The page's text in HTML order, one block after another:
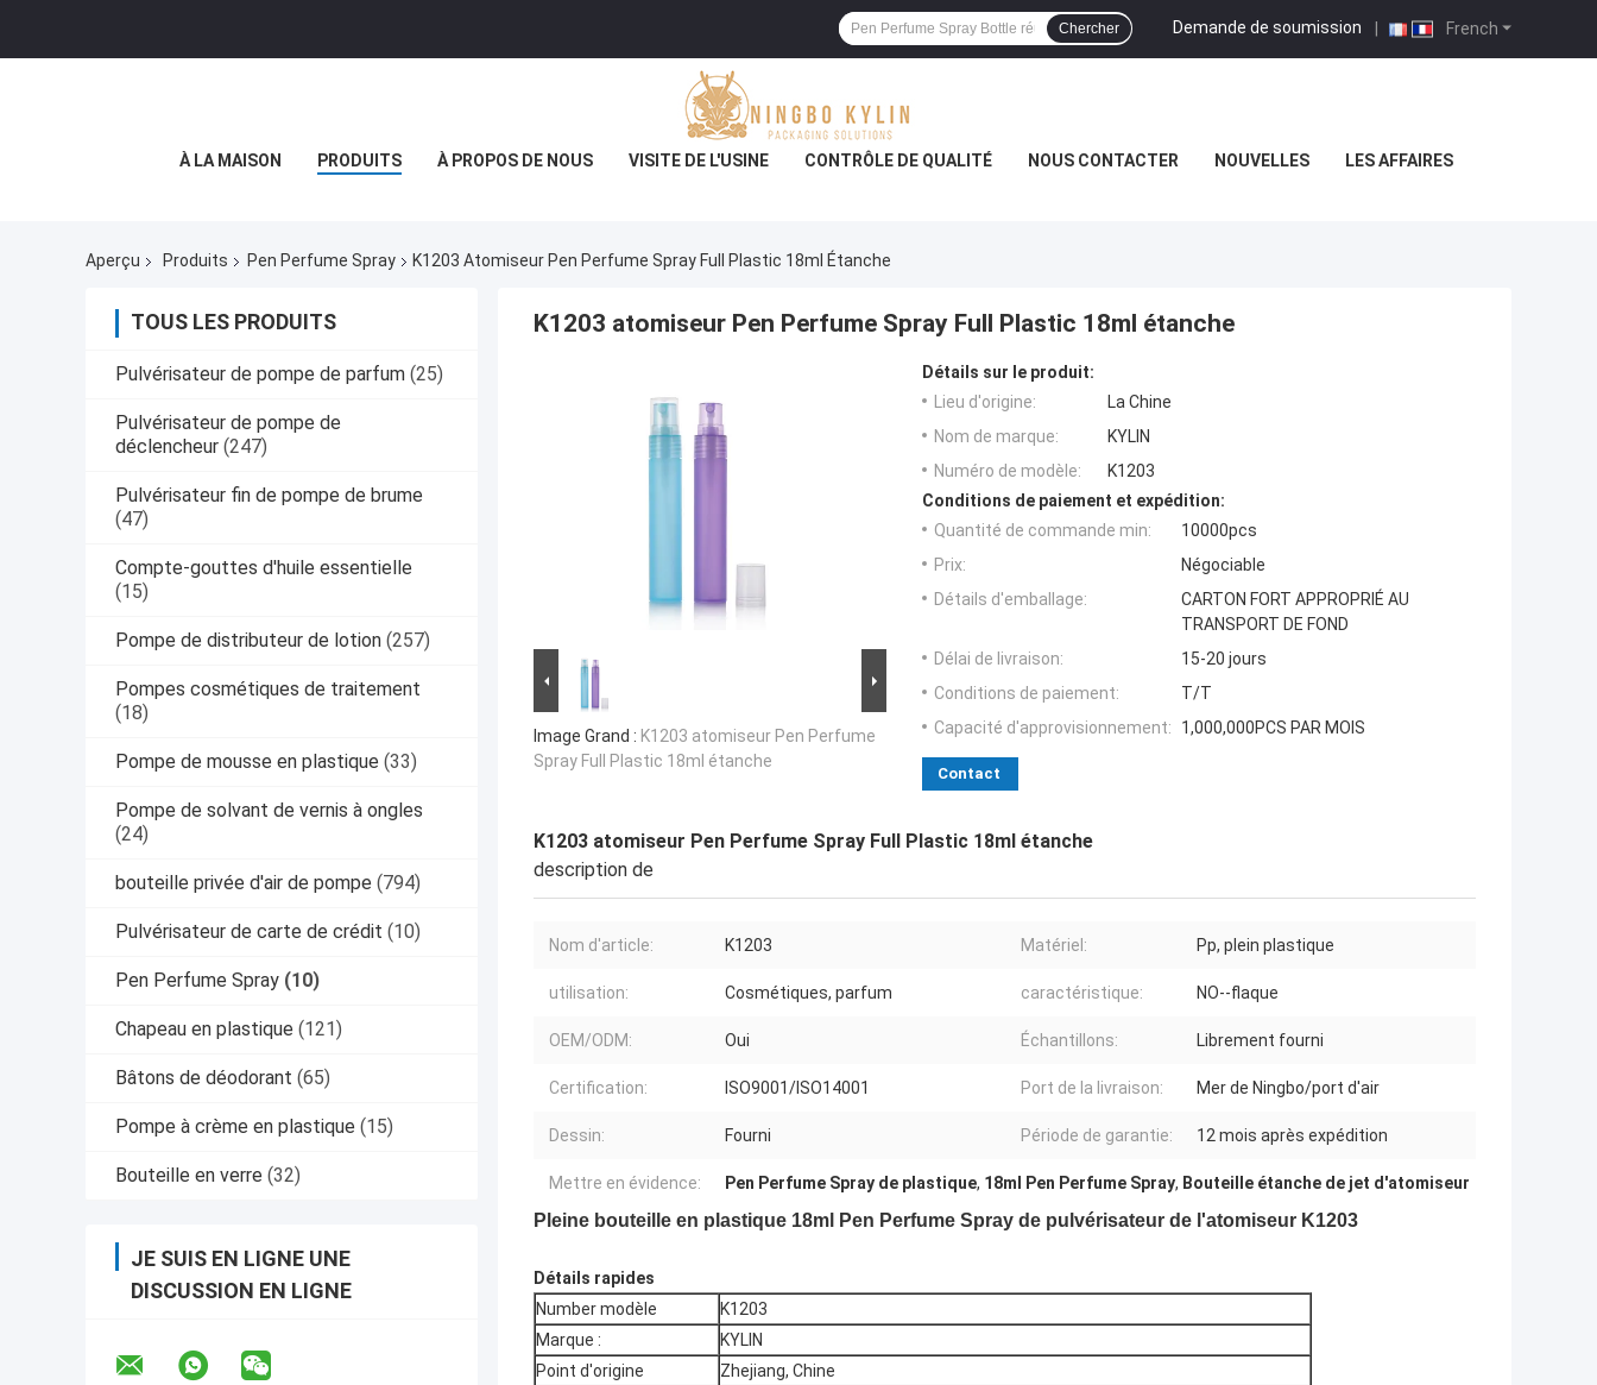
French
Demande de soumission |
Chercher
À LA MAISON PRODUITS À PROPOS DE NOUS VISITE DE L'USINE CONTRÔLE DE QUALITÉ NOUS CONTACTER NOUVELLES LES AFFAIRES
Aperçu Produits Pen Perfume Spray K1203 Atomiseur Pen Perfume Spray Full Plastic 18ml Étanche
TOUS LES PRODUITS
Pulvérisateur de pompe de parfum (25)
Pulvérisateur de pompe de
déclencheur (247)
Pulvérisateur fin de pompe de brume
(47)
Compte-gouttes d'huile essentielle
(15)
Pompe de distributeur de lotion (257)
Pompes cosmétiques de traitement
(18)
Pompe de mousse en plastique (33)
Pompe de solvant de vernis à ongles
(24)
bouteille privée d'air de pompe (794)
Pulvérisateur de carte de crédit (10)
Pen Perfume Spray (10)
Chapeau en plastique (121)
Bâtons de déodorant (65)
Pompe à crème en plastique (15)
Bouteille en verre (32)
JE SUIS EN LIGNE UNE
DISCUSSION EN LIGNE
K1203 atomiseur Pen Perfume Spray Full Plastic 18ml étanche
Image Grand : K1203 atomiseur Pen Perfume
Spray Full Plastic 18ml étanche
Détails sur le produit:
Lieu d'origine:
La Chine
Nom de marque:
KYLIN
Numéro de modèle:
K1203
Conditions de paiement et expédition:
Quantité de commande min:
10000pcs
Prix:
Négociable
Détails d'emballage:
CARTON FORT APPROPRIÉ AU
TRANSPORT DE FOND
Délai de livraison:
15-20 jours
Conditions de paiement:
T/T
Capacité d'approvisionnement:
1,000,000PCS PAR MOIS
Contact
K1203 atomiseur Pen Perfume Spray Full Plastic 18ml étanche
description de
Nom d'article: K1203 Matériel: Pp, plein plastique
utilisation: Cosmétiques, parfum caractéristique: NO--flaque
OEM/ODM: Oui Échantillons: Librement fourni
Certification: ISO9001/ISO14001 Port de la livraison: Mer de Ningbo/port d'air
Dessin: Fourni Période de garantie: 12 mois après expédition
Mettre en évidence: Pen Perfume Spray de plastique, 18ml Pen Perfume Spray, Bouteille étanche de jet d'atomiseur
Pleine bouteille en plastique 18ml Pen Perfume Spray de pulvérisateur de l'atomiseur K1203
Détails rapides
Number modèle
K1203
Marque :
KYLIN
Point d'origine
Zhejiang, Chine